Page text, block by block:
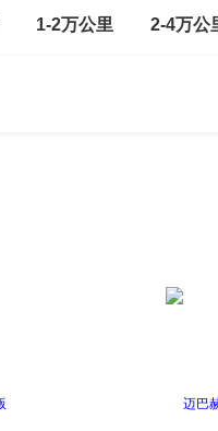
1-2万公里 2-4万公